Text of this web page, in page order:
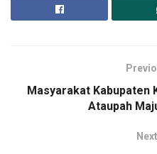
Masyarakat Kabupaten
Ataupah